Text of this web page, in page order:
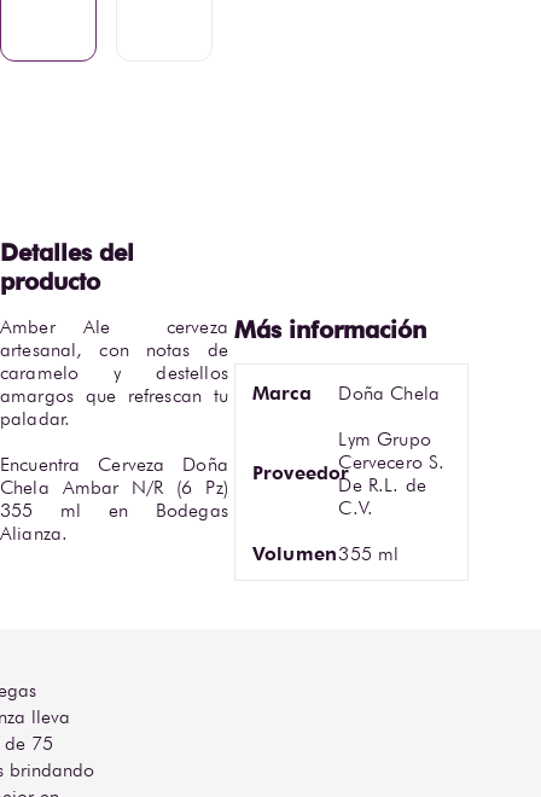
Amber Ale  cerveza
artesanal, con notas de
caramelo y destellos
amargos que refrescan tu
paladar.
Encuentra Cerveza Doña
Chela Ambar N/R (6 Pz)
355 ml en Bodegas
Alianza.
Marca Doña Chela
Proveedor
Lym Grupo
Cervecero S.
De R.L. de
C.V.
Volumen355 ml
lleva
de 75
brindando